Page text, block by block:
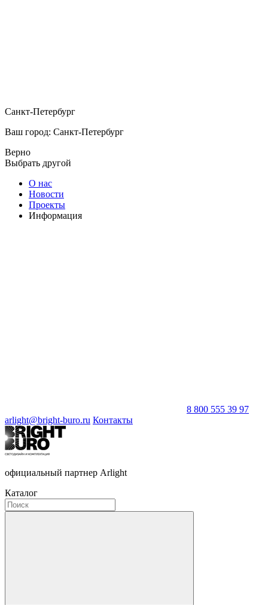
Санкт-Петербург
Ваш город: Санкт-Петербург
Верно
Выбрать другой
О нас
Новости
Проекты
Информация
8 800 555 39 97
arlight@bright-buro.ru Контакты
официальный партнер Arlight
Каталог